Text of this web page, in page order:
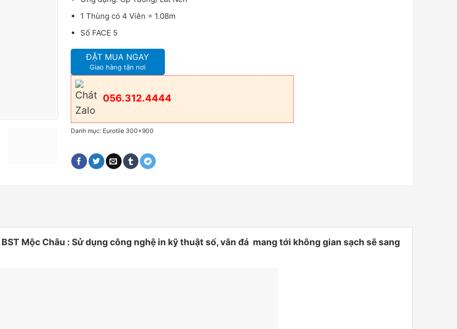
1 Thùng có 4 Viên = 1.08m
Số FACE 5
ĐẶT MUA NGAY
Giao hàng tận nơi
056.312.4444
Danh mục: Eurotile 300x900
BST Mộc Châu : Sử dụng công nghệ in kỹ thuật số, vân đá mang tới không gian sạch sẽ sang